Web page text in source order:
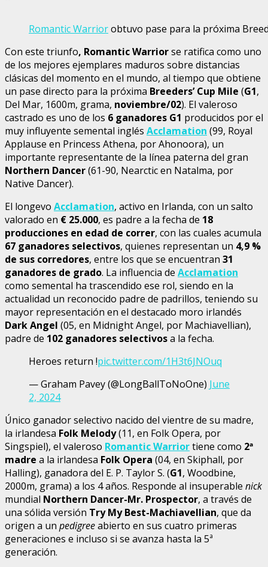
Romantic Warriorobtuvo pase para la próxima
Con este triunfo, RomanticWarriorse ratifica como uno
de los mejores ejemplares maduros sobre distancias
clásicas del momento en el mundo, al tiempo que obtiene
un pase directo para la próxima Breeders’ Cup Mile (G1,
Del Mar, 1600m, grama, noviembre/02). El valeroso
castrado es uno de los 6 ganadores G1 producidos por el
muy influyente semental inglés Acclamation (99, Royal
Applause en Princess Athena, por Ahonoora), un
importante representante de la línea paterna del gran
Northern Dancer(61-90, Nearctic en Natalma, por
Native Dancer).
El longevo Acclamation, activo en Irlanda, con un salto
valorado en € 25.000, es padre a la fecha de 18
producciones en edad de correr, con las cuales acumula
67 ganadores selectivos, quienes representan un 4,9 %
de sus corredores, entre los que se encuentran 31
ganadores de grado. La influencia de Acclamation
como semental ha trascendido ese rol, siendo en la
actualidad un reconocido padre de padrillos, teniendo su
mayor representación en el destacado moro irlandés
Dark Angel (05, en Midnight Angel, por Machiavellian),
padre de 102 ganadores selectivosa la fecha.
Heroes return !pic.twitter.com/1H3t6JNOuq
— Graham Pavey (@LongBallToNoOne) June
2, 2024
Único ganador selectivo nacido del vientre de su madre,
la irlandesa Folk Melody(11, en Folk Opera, por
Singspiel), el valeroso Romantic Warriortiene como 2ª
madre a la irlandesa Folk Opera (04, en Skiphall, por
Halling), ganadora del E. P. Taylor S. (G1, Woodbine,
2000m, grama) a los 4 años. Responde al insuperable nick
mundial Northern Dancer-Mr. Prospector, a través de
una sólida versión Try My Best-Machiavellian, que da
origen a un pedigreeabierto en sus cuatro primeras
generaciones e incluso si se avanza hasta la 5ª
generación.